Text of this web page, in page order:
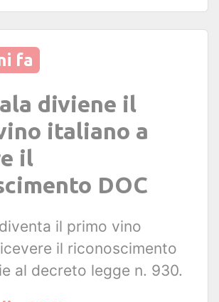
fa
diviene il
italiano a
il
DOC
il primo vino
il riconoscimento
al decreto legge n. 930.